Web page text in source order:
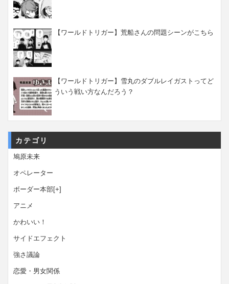
【ワールドトリガー】荒船さんの問題シーンがこちら
【ワールドトリガー】雪丸のダブルレイガストってど
ういう戦い方なんだろう？
カテゴリ
鳩原未来
オペレーター
ボーダー本部[+]
アニメ
かわいい！
サイドエフェクト
強さ議論
恋愛・男女関係